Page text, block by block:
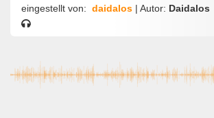
eingestellt von: daidalos | Autor: Daidalos